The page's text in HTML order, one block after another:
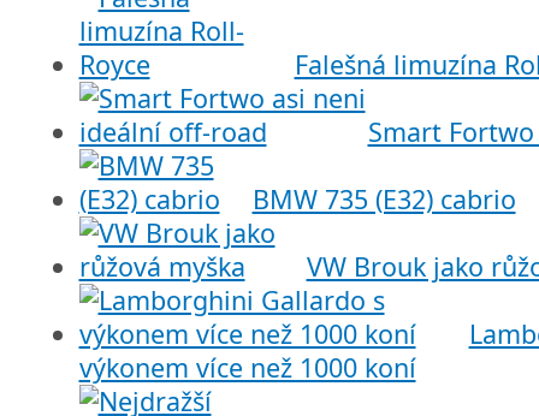
Falešná limuzína
Smart
BMW 735 (E32) cabrio
VW Brouk jako
výkonem více než 1000 koní